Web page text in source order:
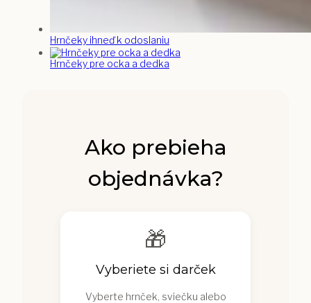
Hrnčeky ihneď k odoslaniu
Hrnčeky pre ocka a dedka
Ako prebieha
objednávka?
🎁
Vyberiete si darček
Vyberte hrnček, sviečku alebo